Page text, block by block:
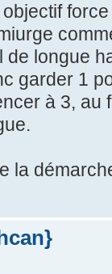
longue
garder 1
à 3, au
la